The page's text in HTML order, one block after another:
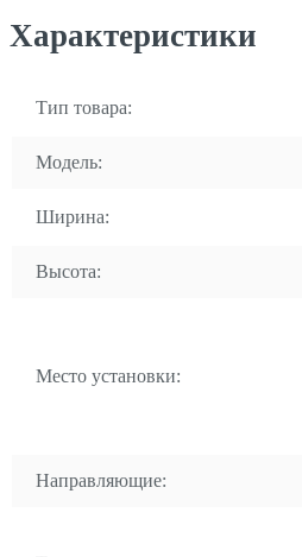
Характеристики
Тип товара:
Модель:
Ширина:
Высота:
Место установки:
Направляющие: